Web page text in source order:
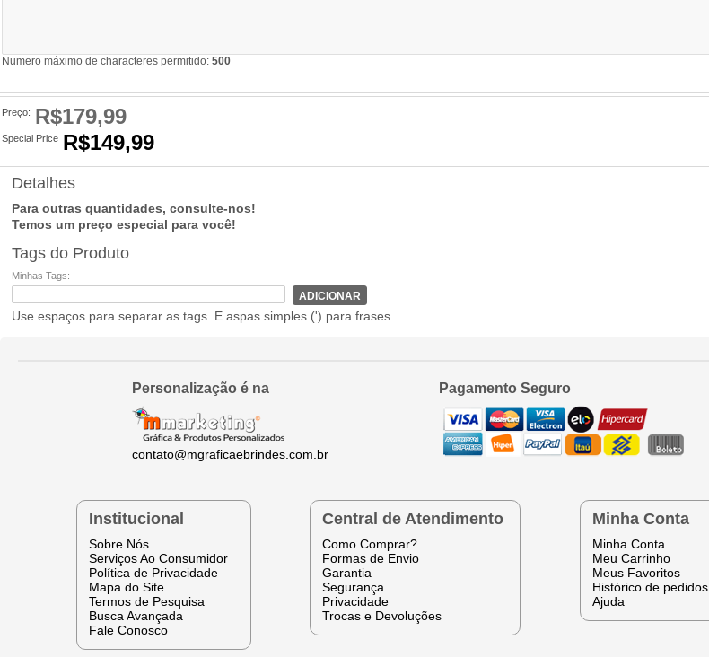
Numero máximo de characteres permitido: 500
Preço: R$179,99
Special Price R$149,99
Detalhes
Para outras quantidades,consulte-nos!
Temos um preço especial para você!
Tags do Produto
Minhas Tags:
ADICIONAR
Use espaços para separar as tags. E aspas simples (') para frases.
Personalização é na
contato@mgraficaebrindes.com.br
Pagamento Seguro
Institucional
Sobre Nós
Serviços Ao Consumidor
Política de Privacidade
Mapa do Site
Termos de Pesquisa
Busca Avançada
Fale Conosco
Central de Atendimento
Como Comprar?
Formas de Envio
Garantia
Segurança
Privacidade
Trocas e Devoluções
Minha Conta
Minha Conta
Meu Carrinho
Meus Favoritos
Histórico de pedidos
Ajuda